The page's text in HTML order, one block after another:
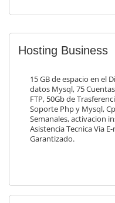
Hosting Business
15 GB de espacio en el
datos Mysql, 75
FTP, 50Gb de
Soporte Php y Mysql,
Semanales, activacion
Asistencia Tecnica Via
Garantizado.